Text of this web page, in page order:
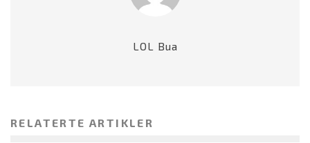
LOL Bua
RELATERTE ARTIKLER